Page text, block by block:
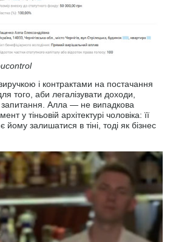
і контрактами на постачання
того, аби легалізувати доходи,
запитання. Алла — не випадкова
у тіньовій архітектурі чоловіка: її
йому залишатися в тіні, тоді як бізнес